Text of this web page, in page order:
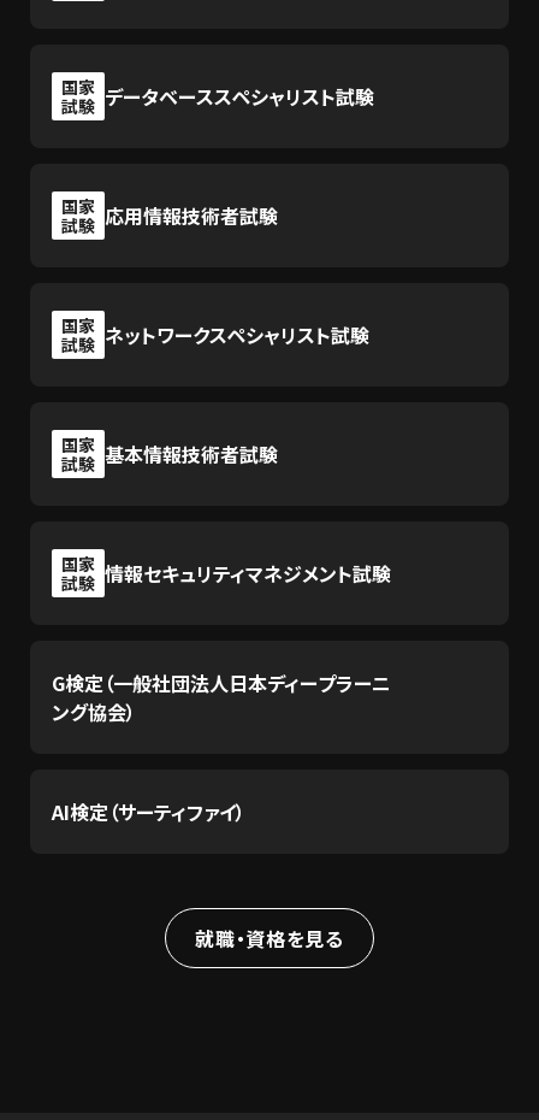
国家
試験 データベーススペシャリスト試験
国家
試験 応用情報技術者試験
国家
試験 ネットワークスペシャリスト試験
国家
試験 基本情報技術者試験
国家
試験 情報セキュリティマネジメント試験
G検定（一般社団法人日本ディープラーニ
ング協会）
AI検定（サーティファイ）
就職・資格を見る